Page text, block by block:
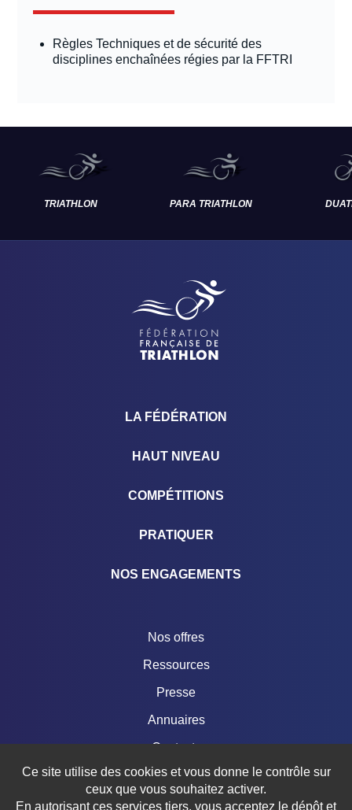
Règles Techniques et de sécurité des
disciplines enchaînées régies par la FFTRI
TRIATHLON PARA TRIATHLON
LA FÉDÉRATION
HAUT NIVEAU
COMPÉTITIONS
PRATIQUER
NOS ENGAGEMENTS
Nos offres
Ressources
Presse
Annuaires
Contacts
Boutique
Ce site utilise des cookies et vous donne le contrôle sur
ceux que vous souhaitez activer.
En autorisant ces services tiers, vous acceptez le dépôt et